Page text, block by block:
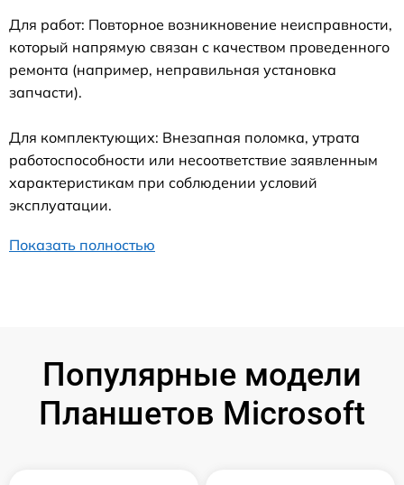
Для работ: Повторное возникновение неисправности,
который напрямую связан с качеством проведенного
ремонта (например, неправильная установка
запчасти).
Для комплектующих: Внезапная поломка, утрата
работоспособности или несоответствие заявленным
характеристикам при соблюдении условий
эксплуатации.
Показать полностью
Популярные модели
Планшетов Microsoft